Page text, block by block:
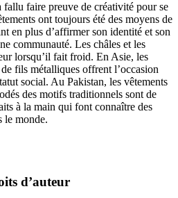
faire preuve de créativité pour se
ont toujours été des moyens de
en plus d’affirmer son identité et son
communauté. Les châles et les
lorsqu’il fait froid. En Asie, les
fils métalliques offrent l’occasion
social. Au Pakistan, les vêtements
des motifs traditionnels sont de
à la main qui font connaître des
le monde.
d’auteur